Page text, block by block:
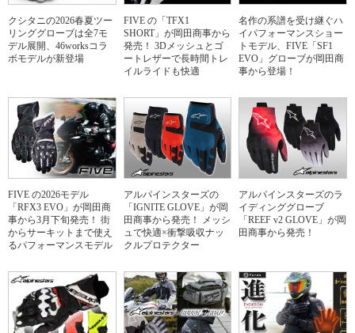
クシタニの2026春夏ツー
リンググローブは全7モ
デル展開、46worksコラ
ボモデルが新登場
FIVE の「TFX1
SHORT」が岡田商事から
発売！ 3Dメッシュとゴ
ートレザーで長時間トレ
イルライドも快適
名作の系譜を受け継ぐハ
イパフォーマンスショー
トモデル、FIVE「SF1
EVO」グローブが岡田商
事から登場！
FIVE の2026モデル
「RFX3 EVO」が岡田商
事から3月下旬発売！ 街
からサーキットまで使え
るパフォーマンスモデル
アルパインスターズの
「IGNITE GLOVE」が岡
田商事から発売！ メッシ
ュで快適×衝撃吸収ナッ
クルプロテクター
アルパインスターズのラ
イディンググローブ
「REEF v2 GLOVE」が岡
田商事から発売！